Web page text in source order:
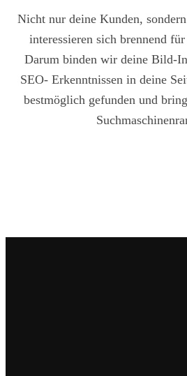
Nicht nur deine Kunden,
interessieren sich brennend
Darum binden wir deine Bild-
SEO- Erkenntnissen in deine
bestmöglich gefunden und